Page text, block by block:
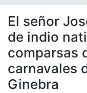
El señor
de indio
comparsas
carnavales
Ginebra